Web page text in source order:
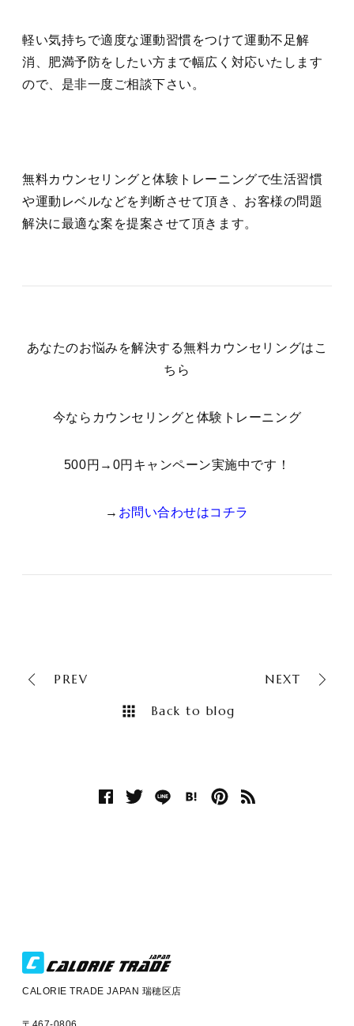
軽い気持ちで適度な運動習慣をつけて運動不足解
消、肥満予防をしたい方まで幅広く対応いたします
ので、是非一度ご相談下さい。
無料カウンセリングと体験トレーニングで生活習慣
や運動レベルなどを判断させて頂き、お客様の問題
解決に最適な案を提案させて頂きます。
あなたのお悩みを解決する無料カウンセリングはこ
ちら
今ならカウンセリングと体験トレーニング
500円→0円キャンペーン実施中です！
→ お問い合わせはコチラ
PREV NEXT
Back to blog
CALORIE TRADE JAPAN 瑞穂区店